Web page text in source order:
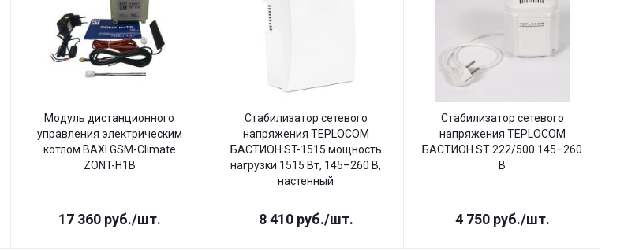
Модуль дистанционного
управления электрическим
котлом BAXI GSM-Climate
ZONT-H1B
17 360руб./шт.
Стабилизатор сетевого
напряжения TEPLOCOM
БАСТИОН ST-1515 мощность
нагрузки 1515 Вт, 145–260 В,
настенный
8 410руб./шт.
Стабилизатор сетевого
напряжения TEPLOCOM
БАСТИОН ST 222/500 145–260
В
4 750руб./шт.